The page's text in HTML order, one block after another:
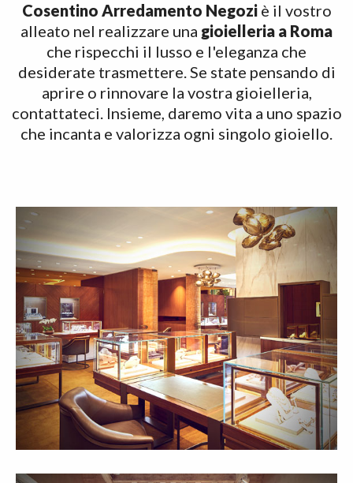
Cosentino Arredamento Negoziè il vostro
alleato nel realizzare una gioielleria a Roma
che rispecchi il lusso e l'eleganza che
desiderate trasmettere. Se state pensando di
aprire o rinnovare la vostra gioielleria,
contattateci. Insieme, daremo vita a uno spazio
che incanta e valorizza ogni singolo gioiello.